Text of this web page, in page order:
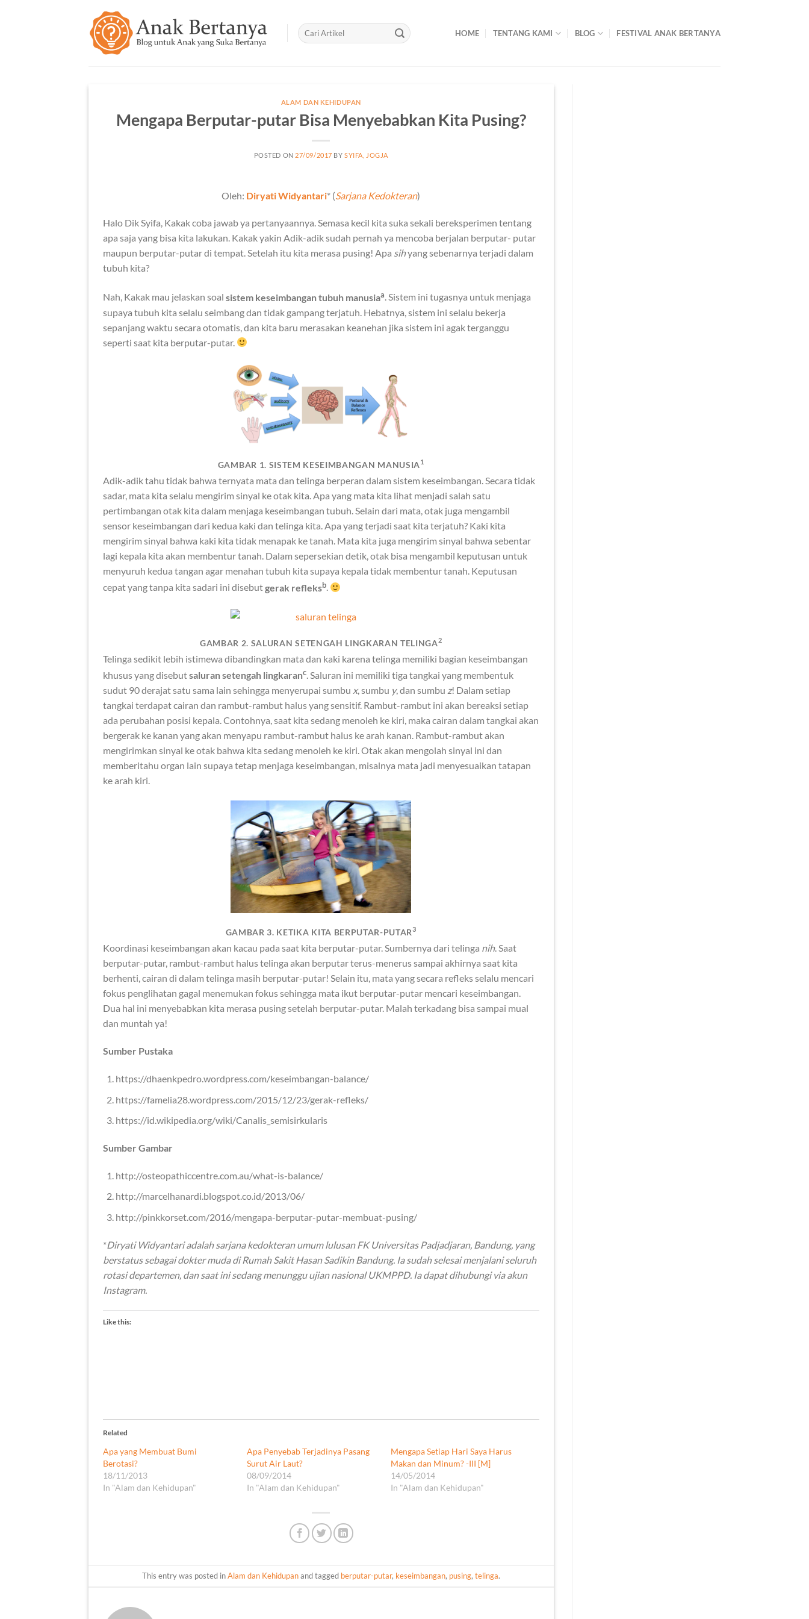
HOME TENTANG KAMI BLOG FESTIVAL ANAK BERTANYA
ALAM DAN KEHIDUPAN
Mengapa Berputar-putar Bisa Menyebabkan Kita Pusing?
POSTED ON 27/09/2017 BYSYIFA, JOGJA
Oleh: Diryati Widyantari* (Sarjana Kedokteran)
Halo Dik Syifa, Kakak coba jawab ya pertanyaannya. Semasa kecil kita suka sekali bereksperimen tentang
apa saja yang bisa kita lakukan. Kakak yakin Adik-adik sudah pernah ya mencoba berjalan berputar- putar
maupun berputar-putar di tempat. Setelah itu kita merasa pusing! Apa sihyang sebenarnya terjadi dalam
tubuh kita?
Nah, Kakak mau jelaskan soal sistem keseimbangan tubuh manusiaa. Sistem ini tugasnya untuk menjaga
supaya tubuh kita selalu seimbang dan tidak gampang terjatuh. Hebatnya, sistem ini selalu bekerja
sepanjang waktu secara otomatis, dan kita baru merasakan keanehan jika sistem ini agak terganggu
seperti saat kita berputar-putar.
GAMBAR 1. SISTEM KESEIMBANGAN MANUSIA1
Adik-adik tahu tidak bahwa ternyata mata dan telinga berperan dalam sistem keseimbangan. Secara tidak
sadar, mata kita selalu mengirim sinyal ke otak kita. Apa yang mata kita lihat menjadi salah satu
pertimbangan otak kita dalam menjaga keseimbangan tubuh. Selain dari mata, otak juga mengambil
sensor keseimbangan dari kedua kaki dan telinga kita. Apa yang terjadi saat kita terjatuh? Kaki kita
mengirim sinyal bahwa kaki kita tidak menapak ke tanah. Mata kita juga mengirim sinyal bahwa sebentar
lagi kepala kita akan membentur tanah. Dalam sepersekian detik, otak bisa mengambil keputusan untuk
menyuruh kedua tangan agar menahan tubuh kita supaya kepala tidak membentur tanah. Keputusan
cepat yang tanpa kita sadari ini disebutgerak refleksb.
GAMBAR 2. SALURAN SETENGAH LINGKARAN TELINGA2
Telinga sedikit lebih istimewa dibandingkan mata dan kaki karena telinga memiliki bagian keseimbangan
khusus yang disebutsaluran setengah lingkaranc. Saluran ini memiliki tiga tangkai yang membentuk
sudut 90 derajat satu sama lain sehingga menyerupai sumbu x, sumbu y, dan sumbu z! Dalam setiap
tangkai terdapat cairan dan rambut-rambut halus yang sensitif. Rambut-rambut ini akan bereaksi setiap
ada perubahan posisi kepala. Contohnya, saat kita sedang menoleh ke kiri, maka cairan dalam tangkai akan
bergerak ke kanan yang akan menyapu rambut-rambut halus ke arah kanan. Rambut-rambut akan
mengirimkan sinyal ke otak bahwa kita sedang menoleh ke kiri. Otak akan mengolah sinyal ini dan
memberitahu organ lain supaya tetap menjaga keseimbangan, misalnya mata jadi menyesuaikan tatapan
ke arah kiri.
GAMBAR 3. KETIKA KITA BERPUTAR-PUTAR3
Koordinasi keseimbangan akan kacau pada saat kita berputar-putar. Sumbernya dari telinga nih. Saat
berputar-putar, rambut-rambut halus telinga akan berputar terus-menerus sampai akhirnya saat kita
berhenti, cairan di dalam telinga masih berputar-putar! Selain itu, mata yang secara refleks selalu mencari
fokus penglihatan gagal menemukan fokus sehingga mata ikut berputar-putar mencari keseimbangan.
Dua hal ini menyebabkan kita merasa pusing setelah berputar-putar. Malah terkadang bisa sampai mual
dan muntah ya!
Sumber Pustaka
https://dhaenkpedro.wordpress.com/keseimbangan-balance/
https://famelia28.wordpress.com/2015/12/23/gerak-refleks/
https://id.wikipedia.org/wiki/Canalis_semisirkularis
Sumber Gambar
http://osteopathiccentre.com.au/what-is-balance/
http://marcelhanardi.blogspot.co.id/2013/06/
http://pinkkorset.com/2016/mengapa-berputar-putar-membuat-pusing/
*Diryati Widyantari adalah sarjana kedokteran umum lulusan FK Universitas Padjadjaran, Bandung, yang
berstatus sebagai dokter muda di Rumah Sakit Hasan Sadikin Bandung. Ia sudah selesai menjalani seluruh
rotasi departemen, dan saat ini sedang menunggu ujian nasional UKMPPD. Ia dapat dihubungi via akun
Instagram.
Like this:
Related
Apa yang Membuat Bumi
Berotasi?
18/11/2013
In "Alam dan Kehidupan"
Apa Penyebab Terjadinya Pasang
Surut Air Laut?
08/09/2014
In "Alam dan Kehidupan"
Mengapa Setiap Hari Saya Harus
Makan dan Minum? -III [M]
14/05/2014
In "Alam dan Kehidupan"
This entry was posted inAlam dan Kehidupanand tagged berputar-putar, keseimbangan, pusing, telinga.